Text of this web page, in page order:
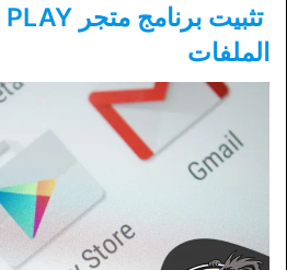
تثبيت برنامج متجر PLAY
الملفات